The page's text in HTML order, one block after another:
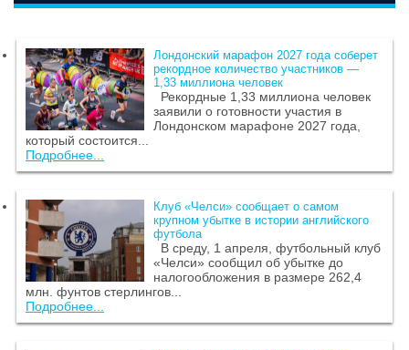
Лондонский марафон 2027 года соберет
рекордное количество участников —
1,33 миллиона человек
Рекордные 1,33 миллиона человек
заявили о готовности участия в
Лондонском марафоне 2027 года,
который состоится...
Подробнее...
Клуб «Челси» сообщает о самом
крупном убытке в истории английского
футбола
В среду, 1 апреля, футбольный клуб
«Челси» сообщил об убытке до
налогообложения в размере 262,4
млн. фунтов стерлингов...
Подробнее...